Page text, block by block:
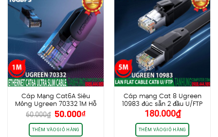
Cáp Mạng Cat6A Siêu
Mỏng Ugreen 70332 1M Hỗ
trợ 10Gbps cao cấp chính
hãng
60.000₫ Giá
gốc
là:
50.000₫Giá
THÊM VÀO GIỎ HÀNG
Cáp mạng Cat 8 Ugreen
10983 đúc sẵn 2 đầu U/FTP
dài 5m dây dẹt, cao cấp
chính hãng
180.000₫
THÊM VÀO GIỎ HÀNG